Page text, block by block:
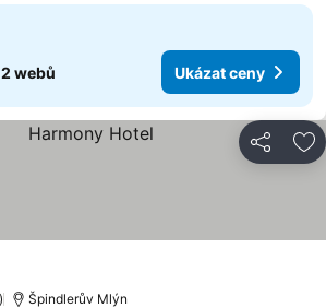
2 webů Ukázat ceny
Sdílet
Špindlerův Mlýn